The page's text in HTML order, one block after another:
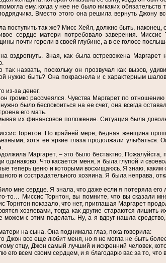
ему, когда у нее не было никаких обязательств
Вместо этого она решила вернуть Джону
поступить так же? Мисс Хейл, должно быть, наконец,
сердце матери потребовало заверения. Миссис
почти горели в своей глубине, а в ее голосе
вздрогнуть. Зная, как была встревожена Маргарет
назвать, поскольку он прозвучал как вызов,
нужно быть? Она покраснела и с характерным
из-за денег.
громко рассмеялся. Чувства Маргарет по отношению
было беспокоиться на ее счет, она всегда
его мать.
их финансовое положение. Ситуация была
Торнтон. По крайней мере, бедная женщина
хотя ее яркие глаза продолжали улыбаться.
Маргарет, – это было бестактно. Пожалуйста,
одинаково. Что касается меня, я была глупой и
теперь ценю и которыми восхищаюсь. Я знаю,
и сострадательного хозяина. Я была неправа,
мне сердце. Я знала, что даже если я потеряла его
то… Миссис Торнтон, вы помните, что вы сказали
Торнтон показало, что нет, приглашая Маргарет
хозяевами, тогда как другие стараются лишить
с этим поделать. Ну, а я вдруг нашла
на сына. Она поднимала глаз, пока говорила:
Джон все еще любит меня, но я не могла не быть
отцу, Джон самый лучший и искренний человек,
его всем своим сердцем, и я благодарю вас за то, что